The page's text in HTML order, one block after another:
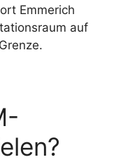
Emmerich
auf